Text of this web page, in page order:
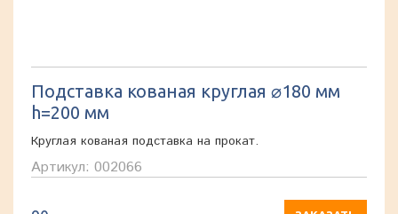
Подставка кованая круглая ⌀180 мм
h=200 мм
Круглая кованая подставка на прокат.
Артикул: 002066